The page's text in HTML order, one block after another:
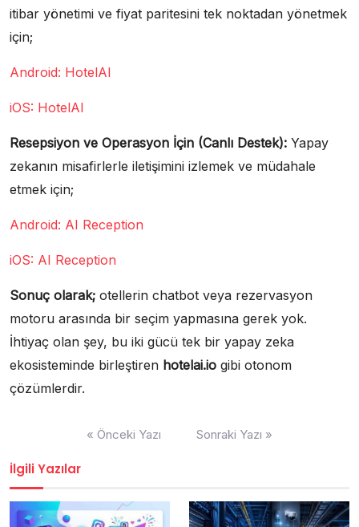
itibar yönetimi ve fiyat paritesini tek noktadan yönetmek
için;
Android: HotelAI
iOS: HotelAI
Resepsiyon ve Operasyon İçin (Canlı Destek): Yapay
zekanın misafirlerle iletişimini izlemek ve müdahale
etmek için;
Android: AI Reception
iOS: AI Reception
Sonuç olarak; otellerin chatbot veya rezervasyon
motoru arasında bir seçim yapmasına gerek yok.
İhtiyaç olan şey, bu iki gücü tek bir yapay zeka
ekosisteminde birleştiren hotelai.io gibi otonom
çözümlerdir.
« Önceki Yazı Sonraki Yazı »
İlgili Yazılar